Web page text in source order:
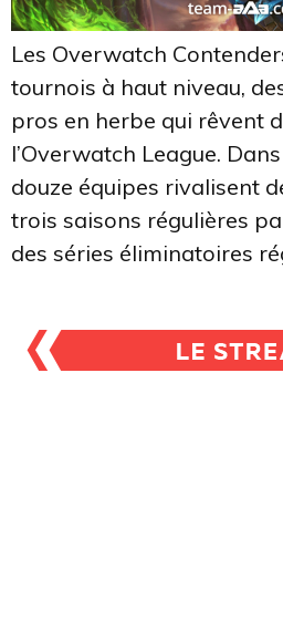
Les Overwatch
tournois à haut niveau,
pros en herbe qui rêvent
l’Overwatch League.
douze équipes rivalisent
trois saisons régulières
des séries éliminatoires